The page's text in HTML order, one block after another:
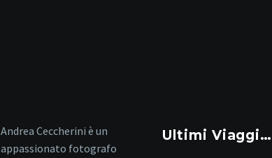
Andrea Ceccherini è un
appassionato fotografo
Ultimi Viaggi…